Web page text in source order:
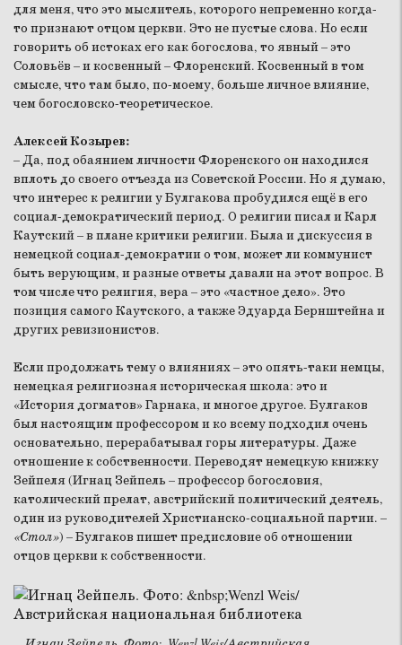
для меня, что это мыслитель, которого непременно когда-
то признают отцом церкви. Это не пустые слова. Но если
говорить об истоках его как богослова, то явный – это
Соловьёв – и косвенный – Флоренский. Косвенный в том
смысле, что там было, по-моему, больше личное влияние,
чем богословско-теоретическое.
Алексей Козырев:
– Да, под обаянием личности Флоренского он находился
вплоть до своего отъезда из Советской России. Но я думаю,
что интерес к религии у Булгакова пробудился ещё в его
социал-демократический период. О религии писал и Карл
Каутский – в плане критики религии. Была и дискуссия в
немецкой социал-демократии о том, может ли коммунист
быть верующим, и разные ответы давали на этот вопрос. В
том числе что религия, вера – это «частное дело». Это
позиция самого Каутского, а также Эдуарда Бернштейна и
других ревизионистов.
Если продолжать тему о влияниях – это опять-таки немцы,
немецкая религиозная историческая школа: это и
«История догматов» Гарнака, и многое другое. Булгаков
был настоящим профессором и ко всему подходил очень
основательно, перерабатывал горы литературы. Даже
отношение к собственности. Переводят немецкую книжку
Зейпеля (Игнац Зейпель – профессор богословия,
католический прелат, австрийский политический деятель,
один из руководителей Христианско-социальной партии. –
«Стол») – Булгаков пишет предисловие об отношении
отцов церкви к собственности.